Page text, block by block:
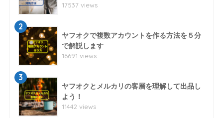
17537 views
2
ヤフオクで複数アカウントを作る方法を５分
で解説します
16691 views
3
ヤフオクとメルカリの客層を理解して出品し
よう！
11442 views